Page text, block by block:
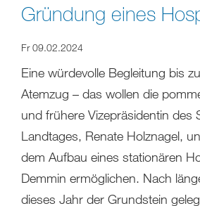
Gründung eines
Fr 09.02.2024
Eine würdevolle Begleitung bis
Atemzug – das wollen die
und frühere Vizepräsidentin des
Landtages, Renate Holznagel,
dem Aufbau eines stationären
Demmin ermöglichen. Nach
dieses Jahr der Grundstein